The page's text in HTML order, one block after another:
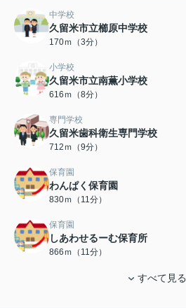
中学校
久留米市立櫛原中学校
170ｍ（3分）
小学校
久留米市立南薫小学校
616ｍ（8分）
専門学校
久留米歯科衛生専門学校
712ｍ（9分）
保育園
わんぱく保育園
830ｍ（11分）
保育園
しあわせるーむ保育所
866ｍ（11分）
すべて見る